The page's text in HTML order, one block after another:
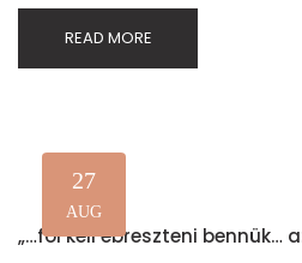
READ MORE
27
AUG
„…föl kell ébreszteni bennük…